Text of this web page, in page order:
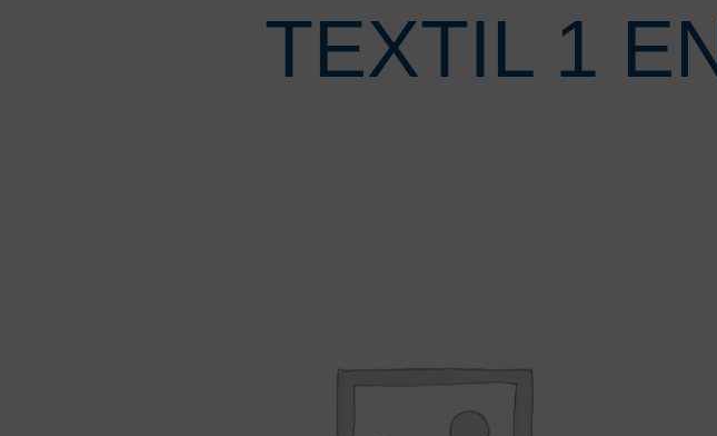
TEXTIL 1